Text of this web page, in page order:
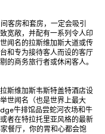
客房和套房，一定会吸引
宽敞，并配有一系列令人印
闻名的拉斯维加斯大道或传
和专为接待客人而设的客厅
的商务旅行者或休闲客人。
斯维加斯韦斯特盖特酒店设
世闻名（也是世界上最大
牛排馆品尝蛇河农场和牛
者在特拉托里亚风格的最新
餐厅，你的胃和心都会饱